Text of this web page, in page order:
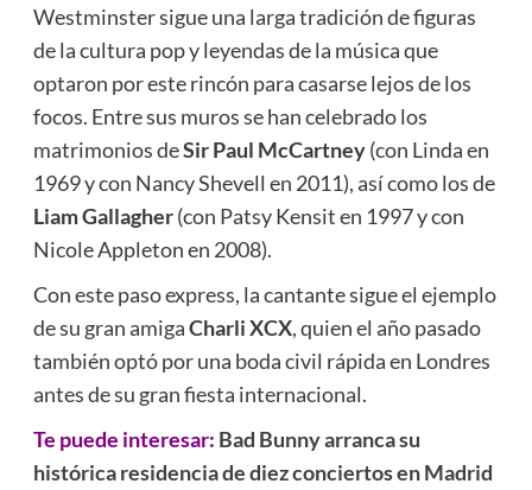
Westminster sigue una larga tradición de figuras
de la cultura pop y leyendas de la música que
optaron por este rincón para casarse lejos de los
focos. Entre sus muros se han celebrado los
matrimonios deSir Paul McCartney(con Linda en
1969 y con Nancy Shevell en 2011),así como los de
Liam Gallagher(con Patsy Kensit en 1997 y con
Nicole Appleton en 2008).
Con este paso express, la cantante sigue el ejemplo
de su gran amigaCharli XCX,quien el año pasado
también optó por una boda civil rápida en Londres
antes de su gran fiesta internacional.
Te puede interesar: Bad Bunny arranca su
histórica residencia de diez conciertos en Madrid